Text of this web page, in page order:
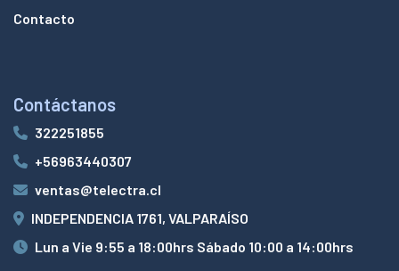
Contacto
Contáctanos
322251855
+56963440307
ventas@telectra.cl
INDEPENDENCIA 1761, VALPARAÍSO
Lun a Vie 9:55 a 18:00hrs Sábado 10:00 a 14:00hrs